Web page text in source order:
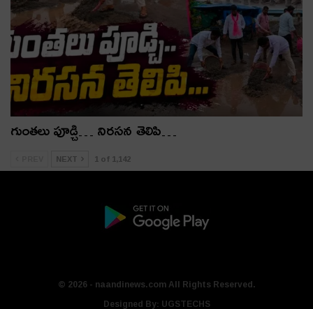
గుంతలు పూడ్చి… నిరసన తెలిపి…
NEXT 1 of 1,142
© 2026 - naandinews.com All Rights Reserved.
Designed By: UGSTECHS